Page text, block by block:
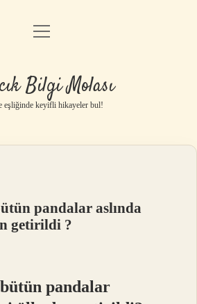
Anasayfa
Yasal Uyarı
menüyü
Bilgi Molası
eşliğinde keyifli hikayeler bul!
pandalar aslında
getirildi ?
pandalar